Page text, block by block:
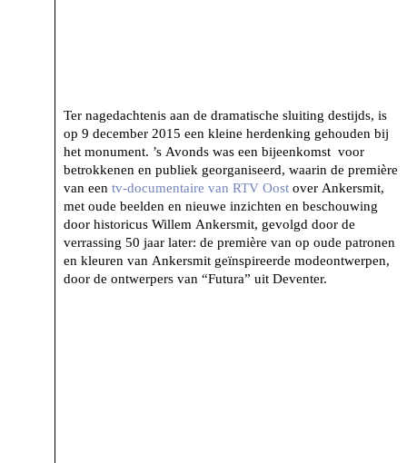
Ter nagedachtenis aan de dramatische sluiting destijds, is
op 9 december 2015 een kleine herdenking gehouden bij
het monument. ’s Avonds was een bijeenkomst voor
betrokkenen en publiek georganiseerd, waarin de première
van een tv-documentaire van RTV Oost over Ankersmit,
met oude beelden en nieuwe inzichten en beschouwing
door historicus Willem Ankersmit, gevolgd door de
verrassing 50 jaar later: de première van op oude patronen
en kleuren van Ankersmit geïnspireerde modeontwerpen,
door de ontwerpers van “Futura” uit Deventer.